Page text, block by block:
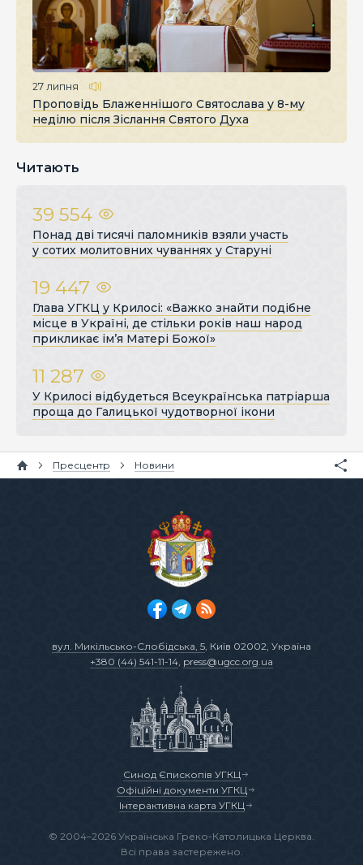
27 липня
Проповідь Блаженнішого Святослава у 8-му
неділю після Зіслання Святого Духа
Читають
39 554
Понад дві тисячі паломників взяли участь
у сотих молитовних чуваннях у Старуні
19 447
Глава УГКЦ у Крилосі: «Важко знайти подібне
місце в Україні, де стільки років наш народ
прикликає ім’я Матері Божої»
11 287
У Крилосі відбудеться Всеукраїнська патріарша
проща до Галицької чудотворної ікони
Пресцентр Новини
вул. Микільсько-Слобідська, 5, Київ 02002, Україна
+380 (44) 541-11-14, press@ugcc.org.ua
Синод Єпископів УГКЦ
Офіційні документи УГКЦ
Інтерактивна карта УГКЦ
© 2004–2026 Українська Греко-Католицька Церква.
Всі права застережено.